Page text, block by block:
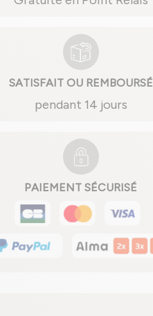
SATISFAIT OU REMBOURSÉ
pendant 14 jours
PAIEMENT SÉCURISÉ